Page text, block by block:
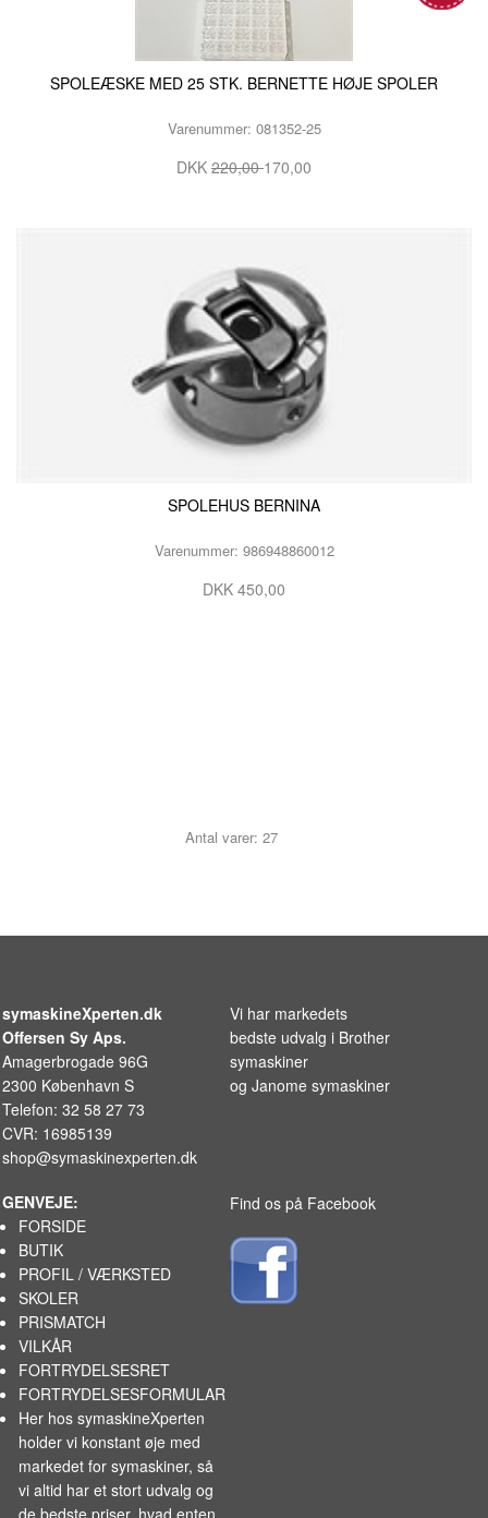
SPOLEÆSKE MED 25 STK. BERNETTE HØJE SPOLER
Varenummer: 081352-25
DKK 220,00170,00
SPOLEHUS BERNINA
Varenummer: 986948860012
DKK 450,00
Antal varer: 27
symaskineXperten.dk
Offersen Sy Aps.
Amagerbrogade 96G
2300 København S
Telefon: 32 58 27 73
CVR: 16985139
shop@symaskinexperten.dk
Vi har markedets
bedste udvalg i Brother
symaskiner
og Janome symaskiner
GENVEJE:
FORSIDE
BUTIK
PROFIL / VÆRKSTED
SKOLER
PRISMATCH
VILKÅR
FORTRYDELSESRET
FORTRYDELSESFORMULAR
Her hos symaskineXperten
holder vi konstant øje med
markedet forsymaskiner, så
vi altid har et stort udvalg og
de bedste priser, hvad enten
Find os på Facebook